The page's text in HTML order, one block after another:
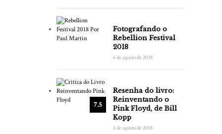
Fotografando o
Rebellion Festival
2018
6 de agosto de 2018
7.5
Resenha do livro:
Reinventando o
Pink Floyd, de Bill
Kopp
3 de agosto de 2018